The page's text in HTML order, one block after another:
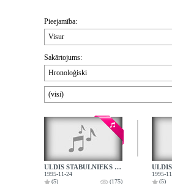
Pieejamība:
Visur
Sakārtojums:
Hronoloģiski
(visi)
ULDIS STABULNIEKS UN DZIESMA TEĀTRĪ - 1. DAĻA
1995-11-24
(5)
(175)
1995-
(5)